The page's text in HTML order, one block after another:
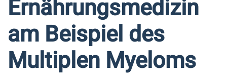
Ernährungsmedizin
am Beispiel des
Multiplen Myeloms